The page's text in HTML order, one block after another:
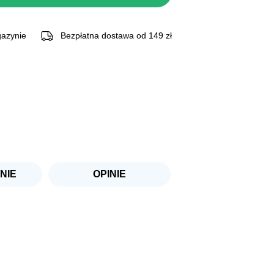
Bezpłatna dostawa od 149 zł
OPINIE